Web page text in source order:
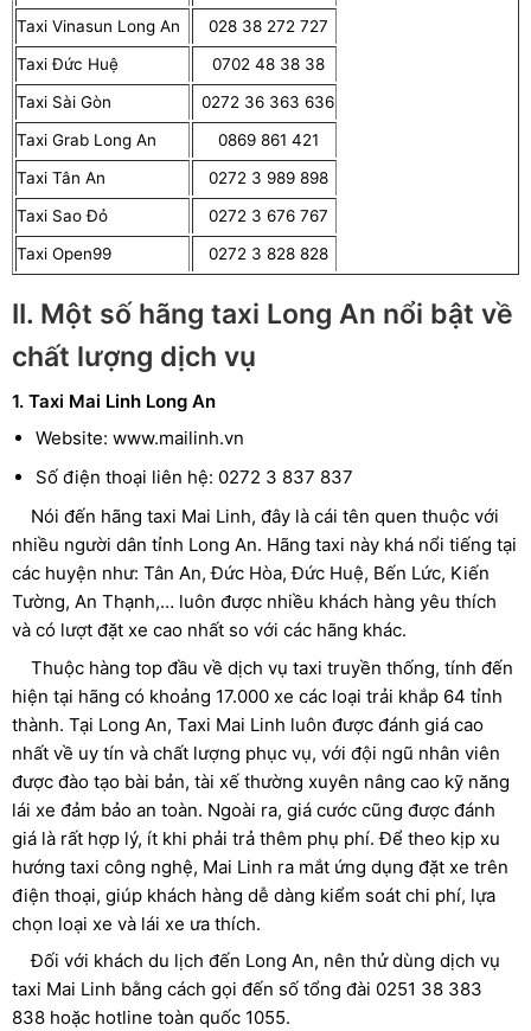
Taxi Vinasun Long An
028 38 272 727
Taxi Đức Huệ
0702 48 38 38
Taxi Sài Gòn
0272 36 363 636
Taxi Grab Long An
0869 861 421
Taxi Tân An
0272 3 989 898
Taxi Sao Đỏ
0272 3 676 767
Taxi Open99
0272 3 828 828
II. Một số hãng taxi Long An nổi bật về
chất lượng dịch vụ
1. Taxi Mai Linh Long An
Website: www.mailinh.vn
Số điện thoại liên hệ: 0272 3 837 837
Nói đến hãng taxi Mai Linh, đây là cái tên quen thuộc với
nhiều người dân tỉnh Long An. Hãng taxi này khá nổi tiếng tại
các huyện như: Tân An, Đức Hòa, Đức Huệ, Bến Lức, Kiến
Tường, An Thạnh,… luôn được nhiều khách hàng yêu thích
và có lượt đặt xe cao nhất so với các hãng khác.
Thuộc hàng top đầu về dịch vụ taxi truyền thống, tính đến
hiện tại hãng có khoảng 17.000 xe các loại trải khắp 64 tỉnh
thành. Tại Long An, Taxi Mai Linh luôn được đánh giá cao
nhất về uy tín và chất lượng phục vụ, với đội ngũ nhân viên
được đào tạo bài bản, tài xế thường xuyên nâng cao kỹ năng
lái xe đảm bảo an toàn. Ngoài ra, giá cước cũng được đánh
giá là rất hợp lý, ít khi phải trả thêm phụ phí.Để theo kịp xu
hướng taxi công nghệ, Mai Linh ra mắt ứng dụng đặt xe trên
điện thoại, giúp khách hàng dễ dàng kiểm soát chi phí, lựa
chọn loại xe và lái xe ưa thích.
Đối với khách du lịch đến Long An, nên thử dùng dịch vụ
taxi Mai Linh bằng cách gọi đến số tổng đài 0251 38 383
838 hoặc hotline toàn quốc 1055.